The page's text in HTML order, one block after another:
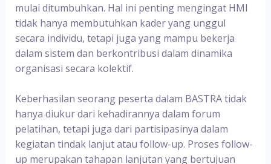
mulai ditumbuhkan. Hal ini penting mengingat HMI
tidak hanya membutuhkan kader yang unggul
secara individu, tetapi juga yang mampu bekerja
dalam sistem dan berkontribusi dalam dinamika
organisasi secara kolektif.
Keberhasilan seorang peserta dalam BASTRA tidak
hanya diukur dari kehadirannya dalam forum
pelatihan, tetapi juga dari partisipasinya dalam
kegiatan tindak lanjut atau follow-up. Proses follow-
up merupakan tahapan lanjutan yang bertujuan